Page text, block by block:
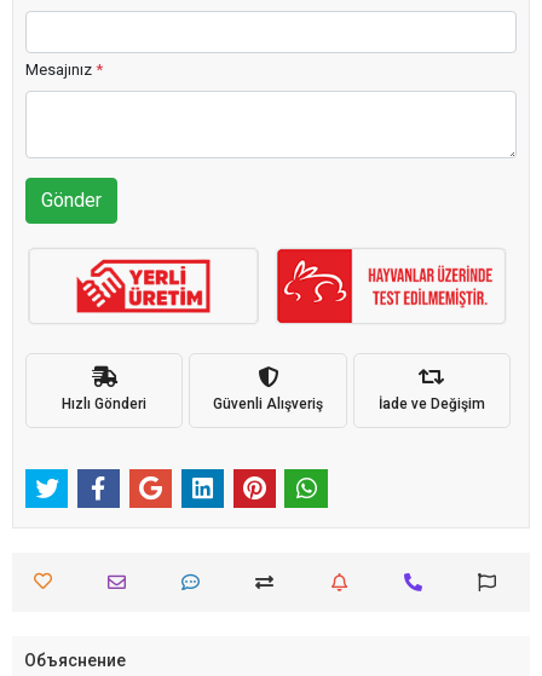
Mesajınız *
Gönder
Hızlı Gönderi Güvenli Alışveriş İade ve Değişim
Объяснение